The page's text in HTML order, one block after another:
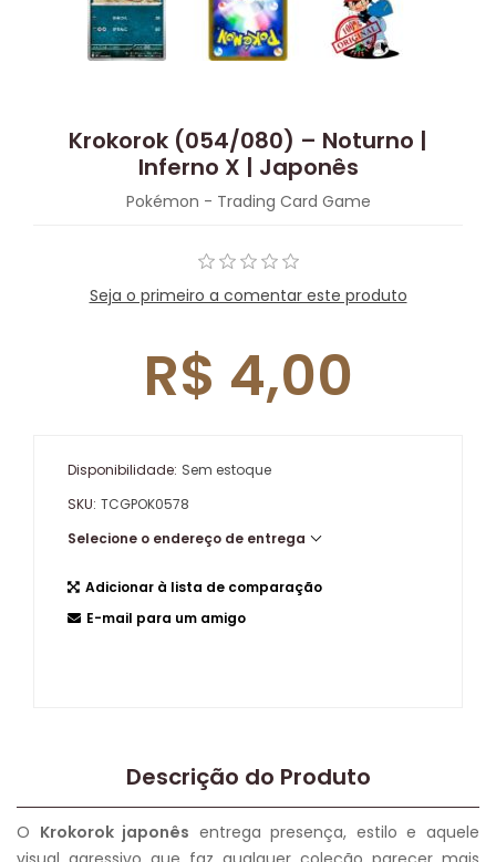
Krokorok (054/080) – Noturno |
Inferno X | Japonês
Pokémon - Trading Card Game
Seja o primeiro a comentar este produto
R$ 4,00
Disponibilidade: Sem estoque
SKU: TCGPOK0578
Selecione o endereço de entrega
Adicionar à lista de comparação
E-mail para um amigo
Descrição do Produto
O Krokorok japonês entrega presença, estilo e aquele